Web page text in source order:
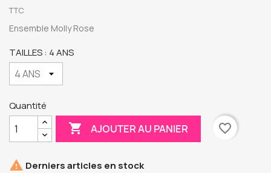
TTC
Ensemble Molly Rose
TAILLES : 4 ANS
Quantité
 AJOUTER AU PANIER favorite_border
 Derniers articles en stock